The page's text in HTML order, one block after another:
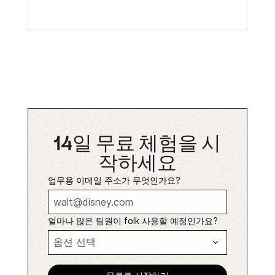
14일 무료 체험을 시
작하세요
업무용 이메일 주소가 무엇인가요?
얼마나 많은 팀원이 folk 사용할 예정인가요?